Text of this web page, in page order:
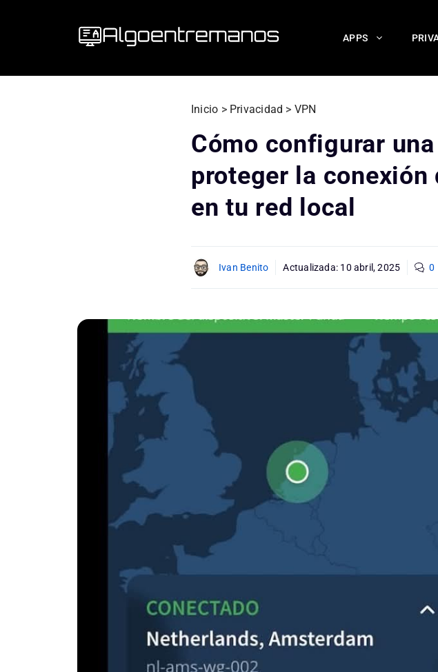
APPS
Inicio > Privacidad > VPN
Cómo configurar
proteger la
en tu red local
Ivan Benito Actualizada: 10 abril, 2025 0